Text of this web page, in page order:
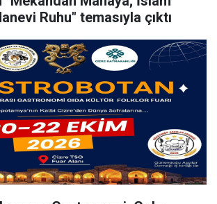
Ruhu" temasıyla çıktı